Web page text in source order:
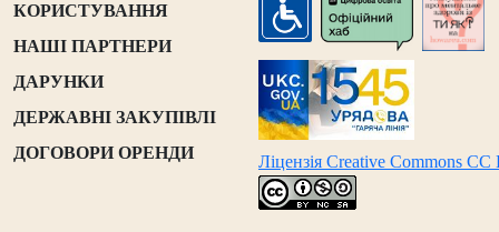
КОРИСТУВАННЯ
НАШІ ПАРТНЕРИ
ДАРУНКИ
ДЕРЖАВНІ ЗАКУПІВЛІ
ДОГОВОРИ ОРЕНДИ
Ліцензія Creative Commons